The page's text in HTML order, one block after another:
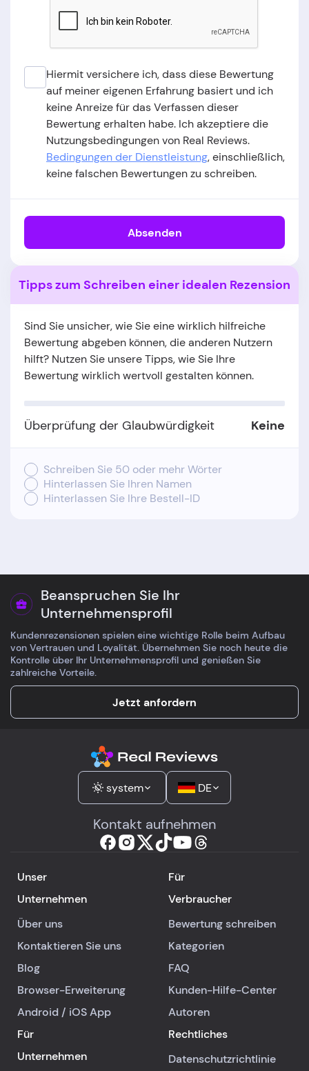
Hiermit versichere ich, dass diese Bewertung
auf meiner eigenen Erfahrung basiert und ich
keine Anreize für das Verfassen dieser
Bewertung erhalten habe. Ich akzeptiere die
Nutzungsbedingungen von Real Reviews.
Bedingungen der Dienstleistung, einschließlich,
keine falschen Bewertungen zu schreiben.
Absenden
Tipps zum Schreiben einer idealen Rezension
Sind Sie unsicher, wie Sie eine wirklich hilfreiche
Bewertung abgeben können, die anderen Nutzern
hilft? Nutzen Sie unsere Tipps, wie Sie Ihre
Bewertung wirklich wertvoll gestalten können.
Überprüfung der Glaubwürdigkeit Keine
Schreiben Sie 50 oder mehr Wörter
Hinterlassen Sie Ihren Namen
Hinterlassen Sie Ihre Bestell-ID
Beanspruchen Sie Ihr
Unternehmensprofil
Kundenrezensionen spielen eine wichtige Rolle beim Aufbau
von Vertrauen und Loyalität. Übernehmen Sie noch heute die
Kontrolle über Ihr Unternehmensprofil und genießen Sie
zahlreiche Vorteile.
Jetzt anfordern
system DE
Kontakt aufnehmen
Unser
Unternehmen
Über uns
Kontaktieren Sie uns
Blog
Browser-Erweiterung
Android / iOSApp
Für
Verbraucher
Bewertung schreiben
Kategorien
FAQ
Kunden-Hilfe-Center
Autoren
Für
Unternehmen
Rechtliches
Datenschutzrichtlinie